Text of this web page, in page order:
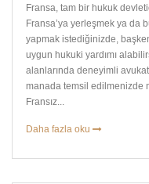
Fransa, tam bir hukuk
Fransa’ya yerleşmek ya da
yapmak istediğinizde,
uygun hukuki yardımı
alanlarında deneyimli
manada temsil edilmenizde
Fransız...
Daha fazla oku